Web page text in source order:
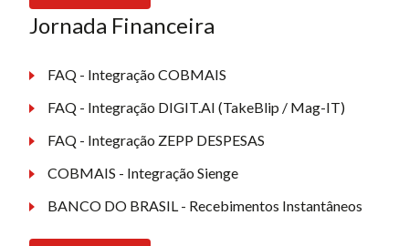
Jornada Financeira
FAQ - Integração COBMAIS
FAQ - Integração DIGIT.AI (TakeBlip / Mag-IT)
FAQ - Integração ZEPP DESPESAS
COBMAIS - Integração Sienge
BANCO DO BRASIL - Recebimentos Instantâneos